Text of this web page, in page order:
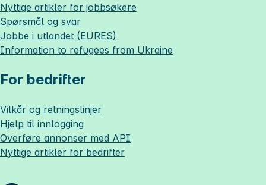
Nyttige artikler for jobbsøkere
Spørsmål og svar
Jobbe i utlandet (EURES)
Information to refugees from Ukraine
For bedrifter
Vilkår og retningslinjer
Hjelp til innlogging
Overføre annonser med API
Nyttige artikler for bedrifter